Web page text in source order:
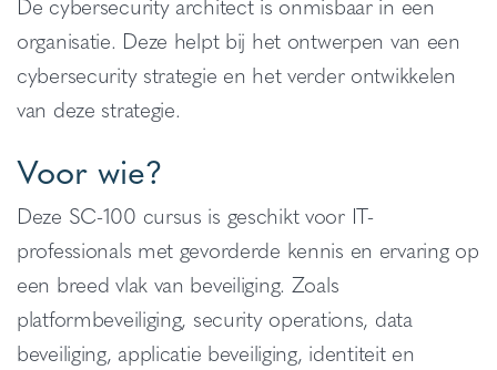
organisatie. Deze helpt bij het ontwerpen van een
cybersecurity strategie en het verder ontwikkelen
van deze strategie.
Voor wie?
Deze SC-100 cursus is geschikt voor IT-
professionals met gevorderde kennis en ervaring op
een breed vlak van beveiliging. Zoals
platformbeveiliging, security operations, data
beveiliging, applicatie beveiliging, identiteit en